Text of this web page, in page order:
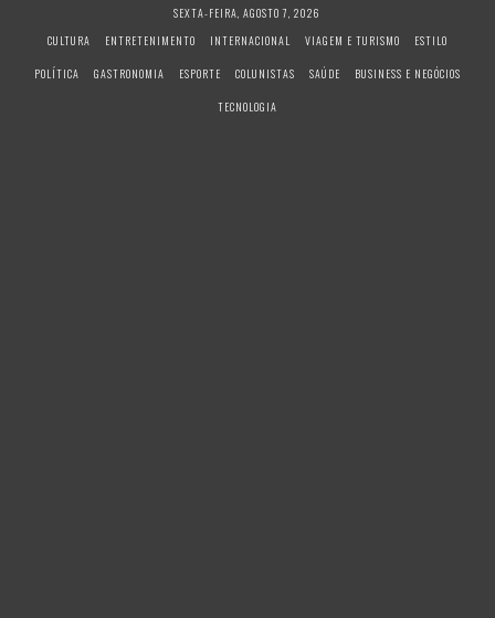
SEXTA-FEIRA, AGOSTO 7, 2026
CULTURA
ENTRETENIMENTO INTERNACIONAL VIAGEM E TURISMO
ESTILO
POLÍTICA
GASTRONOMIA ESPORTE COLUNISTAS SAÚDE
BUSINESS E NEGÓCIOS
TECNOLOGIA